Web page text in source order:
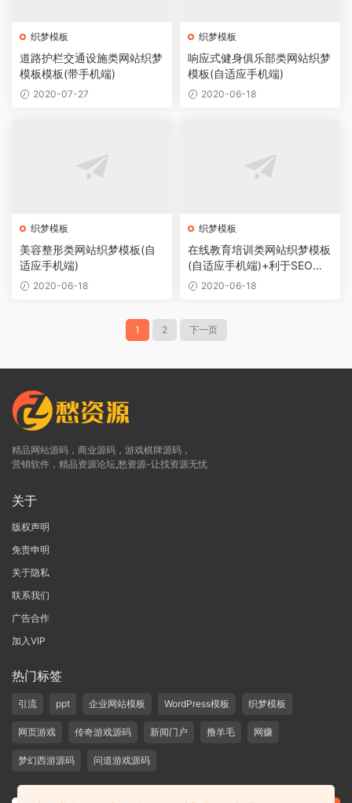
织梦模板
道路护栏交通设施类网站织梦
模板模板(带手机端)
2020-07-27
织梦模板
响应式健身俱乐部类网站织梦
模板(自适应手机端)
2020-06-18
织梦模板
美容整形类网站织梦模板(自
适应手机端)
2020-06-18
织梦模板
在线教育培训类网站织梦模板
(自适应手机端)+利于SEO优
化 2020-06-18
1 2 下一页
精品网站源码，商业源码，游戏棋牌源码，
营销软件，精品资源论坛,愁资源-让找资源无忧
关于
版权声明
免责申明
关于隐私
联系我们
广告合作
加入VIP
热门标签
引流 ppt 企业网站模板 WordPress模板 织梦模板
网页游戏 传奇游戏源码 新闻门户 撸羊毛 网赚
梦幻西游源码 问道游戏源码